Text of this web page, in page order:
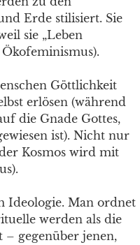
Erde stilisiert. Sie
sie „Leben
Göttlichkeit
erlösen (während
die Gnade Gottes,
ist). Nicht nur
Kosmos wird mit
Ideologie. Man ordnet
werden als die
– gegenüber jenen,